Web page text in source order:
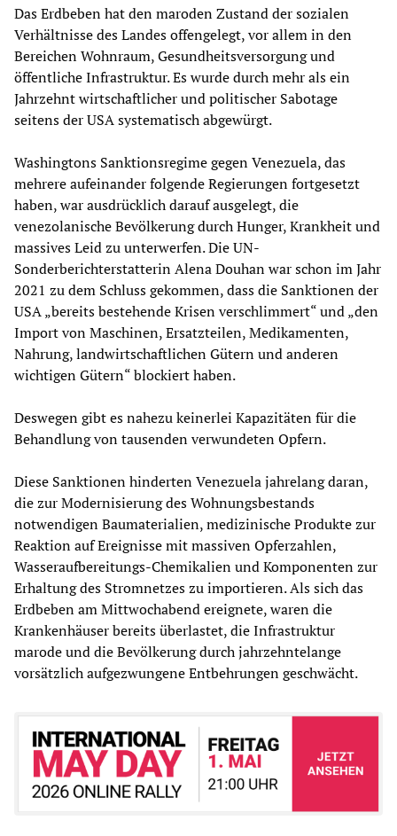
Das Erdbeben hat den maroden Zustand der sozialen
Verhältnisse des Landes offengelegt, vor allem in den
Bereichen Wohnraum, Gesundheitsversorgung und
öffentliche Infrastruktur. Es wurde durch mehr als ein
Jahrzehnt wirtschaftlicher und politischer Sabotage
seitens der USA systematisch abgewürgt.
Washingtons Sanktionsregime gegen Venezuela, das
mehrere aufeinander folgende Regierungen fortgesetzt
haben, war ausdrücklich darauf ausgelegt, die
venezolanische Bevölkerung durch Hunger, Krankheit und
massives Leid zu unterwerfen. Die UN-
Sonderberichterstatterin Alena Douhan war schon im Jahr
2021 zu dem Schluss gekommen, dass die Sanktionen der
USA „bereits bestehende Krisen verschlimmert“ und „den
Import von Maschinen, Ersatzteilen, Medikamenten,
Nahrung, landwirtschaftlichen Gütern und anderen
wichtigen Gütern“ blockiert haben.
Deswegen gibt es nahezu keinerlei Kapazitäten für die
Behandlung von tausenden verwundeten Opfern.
Diese Sanktionen hinderten Venezuela jahrelang daran,
die zur Modernisierung des Wohnungsbestands
notwendigen Baumaterialien, medizinische Produkte zur
Reaktion auf Ereignisse mit massiven Opferzahlen,
Wasseraufbereitungs-Chemikalien und Komponenten zur
Erhaltung des Stromnetzes zu importieren. Als sich das
Erdbeben am Mittwochabend ereignete, waren die
Krankenhäuser bereits überlastet, die Infrastruktur
marode und die Bevölkerung durch jahrzehntelange
vorsätzlich aufgezwungene Entbehrungen geschwächt.